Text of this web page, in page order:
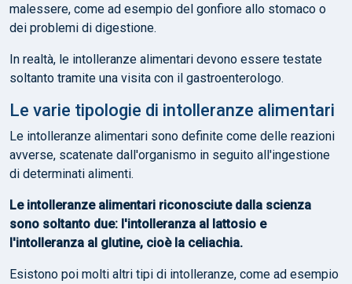
malessere, come ad esempio del gonfiore allo stomaco o
dei problemi di digestione.
In realtà, le intolleranze alimentari devono essere testate
soltanto tramite una visita con il gastroenterologo.
Le varie tipologie di intolleranze alimentari
Le intolleranze alimentari sono definite come delle reazioni
avverse, scatenate dall'organismo in seguito all'ingestione
di determinati alimenti.
Le intolleranze alimentari riconosciute dalla scienza
sono soltanto due: l'intolleranza al lattosio e
l'intolleranza al glutine, cioè la celiachia.
Esistono poi molti altri tipi di intolleranze, come ad esempio